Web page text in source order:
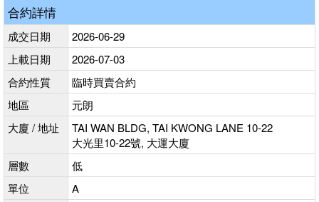
合約詳情
成交日期
2026-06-29
上載日期
2026-07-03
合約性質
臨時買賣合約
地區
元朗
大廈 / 地址
TAI WAN BLDG, TAI KWONG LANE 10-22
大光里10-22號, 大運大廈
層數
低
單位
A